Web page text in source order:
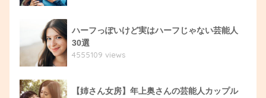
ハーフっぽいけど実はハーフじゃない芸能人
30選
4555109 views
【姉さん女房】年上奥さんの芸能人カップル